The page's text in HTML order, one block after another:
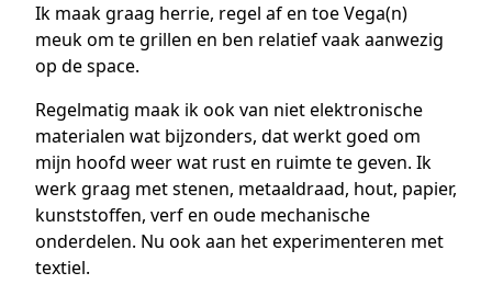
Ik maak graag herrie, regel af en toe Vega(n)
meuk om te grillen en ben relatief vaak aanwezig
op de space.
Regelmatig maak ik ook van niet elektronische
materialen wat bijzonders, dat werkt goed om
mijn hoofd weer wat rust en ruimte te geven. Ik
werk graag met stenen, metaaldraad, hout, papier,
kunststoffen, verf en oude mechanische
onderdelen. Nu ook aan het experimenteren met
textiel.